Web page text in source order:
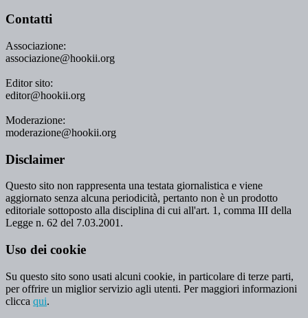
Contatti
Associazione:
associazione@hookii.org
Editor sito:
editor@hookii.org
Moderazione:
moderazione@hookii.org
Disclaimer
Questo sito non rappresenta una testata giornalistica e viene
aggiornato senza alcuna periodicità, pertanto non è un prodotto
editoriale sottoposto alla disciplina di cui all'art. 1, comma III della
Legge n. 62 del 7.03.2001.
Uso dei cookie
Su questo sito sono usati alcuni cookie, in particolare di terze parti,
per offrire un miglior servizio agli utenti. Per maggiori informazioni
clicca qui.